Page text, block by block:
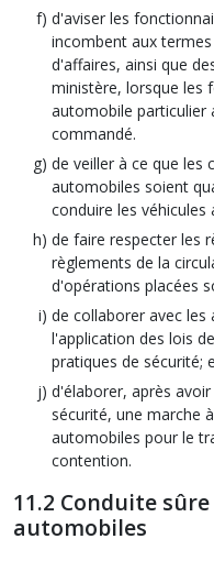
d'aviser les
incombent aux
d'affaires, ainsi que
ministère, lorsque les
automobile particulier
commandé.
de veiller à ce que les
automobiles soient
conduire les véhicules
de faire respecter les
règlements de la
d'opérations placées
de collaborer avec
l'application des lois
pratiques de sécurité;
d'élaborer, après
sécurité, une marche
automobiles pour le
contention.
11.2 Conduite
automobiles